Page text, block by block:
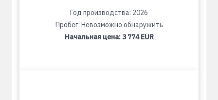
Год производства: 2026
Пробег: Невозможно обнаружить
Начальная цена: 3 774 EUR